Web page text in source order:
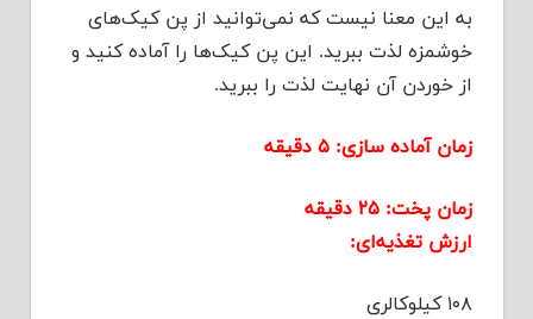
به این معنا نیست که نمی‌توانید از پن کیک‌های
خوشمزه لذت ببرید. این پن کیک‌ها را آماده کنید و
از خوردن آن نهایت لذت را ببرید.
زمان آماده سازی: ۵ دقیقه
زمان پخت: ۲۵ دقیقه
ارزش تغذیه‌ای:
۱۰۸ کیلوکالری